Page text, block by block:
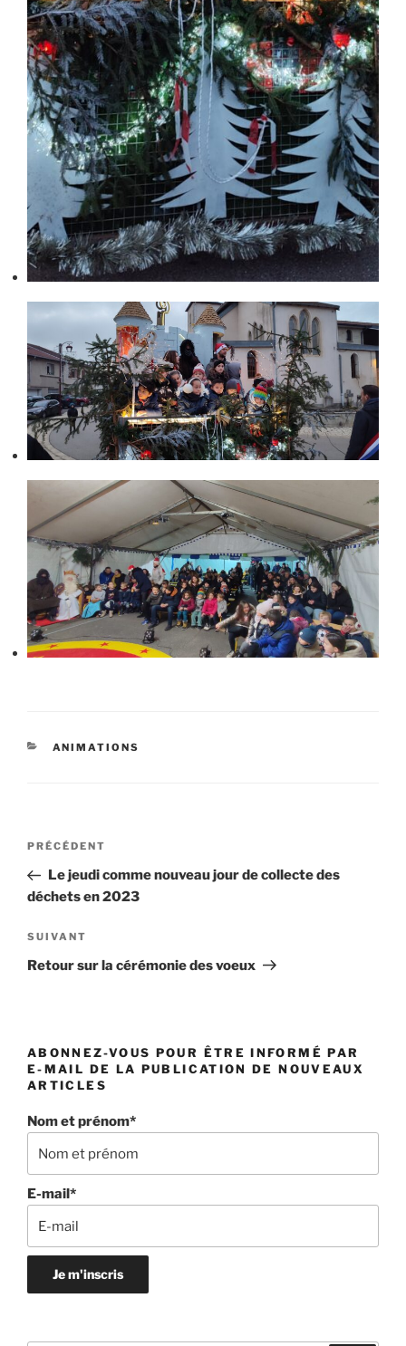
CATÉGORIES
ANIMATIONS
Navigation
l’article
Article
précédent
PRÉCÉDENT
Le jeudi comme nouveau jour de collecte des
déchets en 2023
Article
suivant
SUIVANT
Retour sur la cérémonie des voeux
ABONNEZ-VOUS POUR ÊTRE INFORMÉ PAR
E-MAIL DE LA PUBLICATION DE NOUVEAUX
ARTICLES
Nom et prénom*
E-mail*